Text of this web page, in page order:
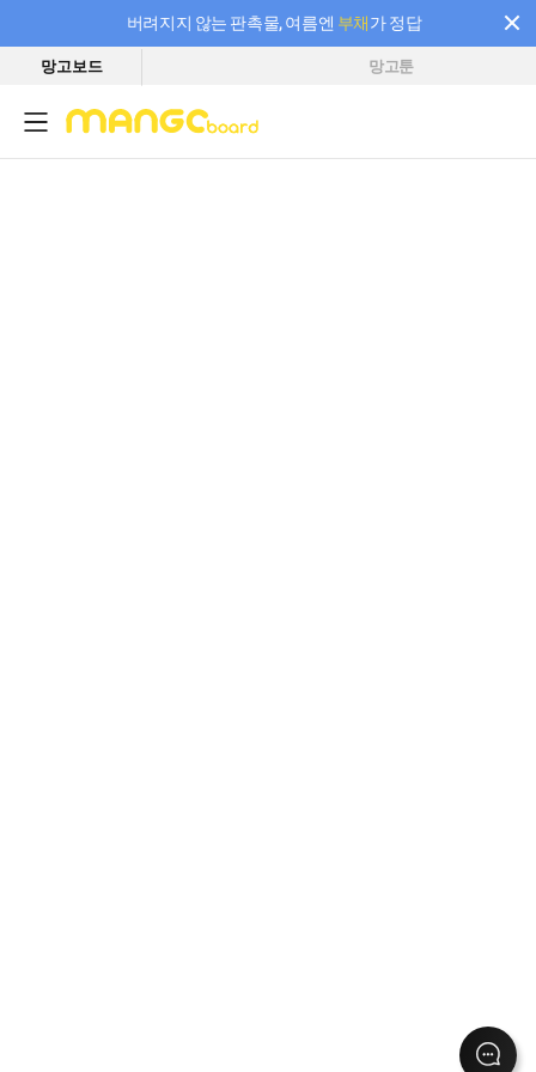
버려지지 않는 판촉물, 여름엔 부채가 정답
필요한 만큼 충전하고 끊김 없이 작업하세요! 새로워진 AI 부스터 요금제
망고보드 망고툰